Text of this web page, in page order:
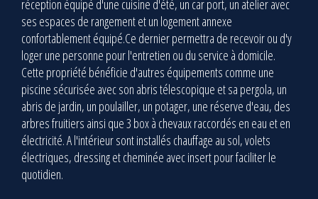
réception équipé d'une cuisine d'été, un car port, un atelier avec
ses espaces de rangement et un logement annexe
confortablement équipé.Ce dernier permettra de recevoir ou d'y
loger une personne pour l'entretien ou du service à domicile.
Cette propriété bénéficie d'autres équipements comme une
piscine sécurisée avec son abris télescopique et sa pergola, un
abris de jardin, un poulailler, un potager, une réserve d'eau, des
arbres fruitiers ainsi que 3 box à chevaux raccordés en eau et en
électricité. A l'intérieur sont installés chauffage au sol, volets
électriques, dressing et cheminée avec insert pour faciliter le
quotidien.